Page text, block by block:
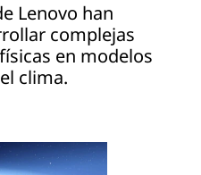
Lenovo han
complejas
en modelos
clima.